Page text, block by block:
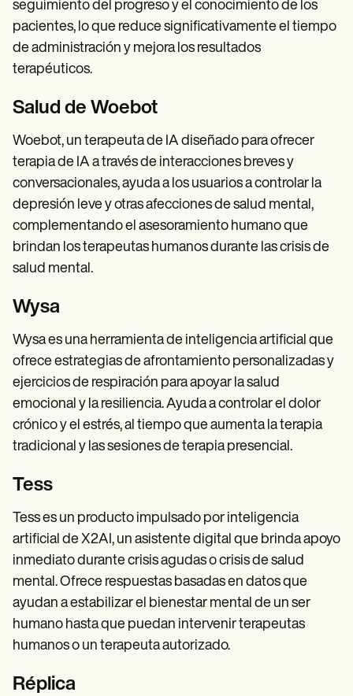
seguimiento del progreso y el conocimiento de los
pacientes, lo que reduce significativamente el tiempo
de administración y mejora los resultados
terapéuticos.
Salud de Woebot
Woebot, un terapeuta de IA diseñado para ofrecer
terapia de IA a través de interacciones breves y
conversacionales, ayuda a los usuarios a controlar la
depresión leve y otras afecciones de salud mental,
complementando el asesoramiento humano que
brindan los terapeutas humanos durante las crisis de
salud mental.
Wysa
Wysa es una herramienta de inteligencia artificial que
ofrece estrategias de afrontamiento personalizadas y
ejercicios de respiración para apoyar la salud
emocional y la resiliencia. Ayuda a controlar el dolor
crónico y el estrés, al tiempo que aumenta la terapia
tradicional y las sesiones de terapia presencial.
Tess
Tess es un producto impulsado por inteligencia
artificial de X2AI, un asistente digital que brinda apoyo
inmediato durante crisis agudas o crisis de salud
mental. Ofrece respuestas basadas en datos que
ayudan a estabilizar el bienestar mental de un ser
humano hasta que puedan intervenir terapeutas
humanos o un terapeuta autorizado.
Réplica